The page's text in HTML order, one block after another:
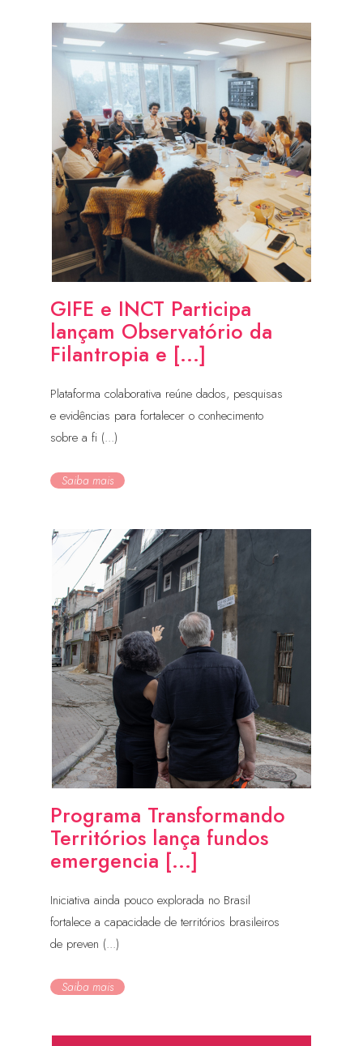
GIFE e INCT Participa
lançam Observatório da
Filantropia e [...]
Plataforma colaborativa reúne dados, pesquisas
e evidências para fortalecer o conhecimento
sobre a fi (...)
Saiba mais
Programa Transformando
Territórios lança fundos
emergencia [...]
Iniciativa ainda pouco explorada no Brasil
fortalece a capacidade de territórios brasileiros
de preven (...)
Saiba mais